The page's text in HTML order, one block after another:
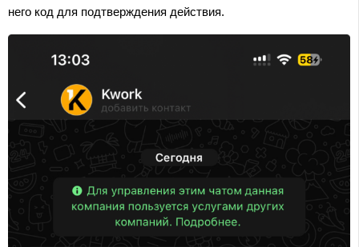
него код для подтверждения действия.